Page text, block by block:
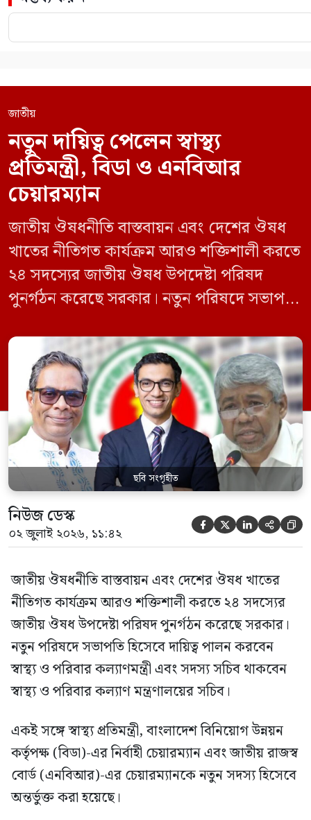
জাতীয়
নতুন দায়িত্ব পেলেন স্বাস্থ্য
প্রতিমন্ত্রী, বিডা ও এনবিআর
চেয়ারম্যান
জাতীয় ঔষধনীতি বাস্তবায়ন এবং দেশের ঔষধ
খাতের নীতিগত কার্যক্রম আরও শক্তিশালী করতে
২৪ সদস্যের জাতীয় ঔষধ উপদেষ্টা পরিষদ
পুনর্গঠন করেছে সরকার। নতুন পরিষদে সভাপতি
কল্যাণমন্ত্রী এবং সদস্য সচিব থাকবেন স্বাস্থ্য ও
পরিবার কল্যাণ মন্ত্রণালয়ের সচিব। একই সঙ্গে
স্বাস্থ্য প্রতিমন্ত্রী, বাংলাদেশ বিনিয়োগ উন্নয়ন
কর্তৃপক্ষ (বিডা)-এর নির্বাহী চেয়ারম্যান এবং
জাতীয় […]
ছবি সংগৃহীত
নিউজ ডেস্ক
০২ জুলাই ২০২৬, ১১:৪২     
জাতীয় ঔষধনীতি বাস্তবায়ন এবং দেশের ঔষধ খাতের
নীতিগত কার্যক্রম আরও শক্তিশালী করতে ২৪ সদস্যের
জাতীয় ঔষধ উপদেষ্টা পরিষদ পুনর্গঠন করেছে সরকার।
নতুন পরিষদে সভাপতি হিসেবে দায়িত্ব পালন করবেন
স্বাস্থ্য ও পরিবার কল্যাণমন্ত্রী এবং সদস্য সচিব থাকবেন
স্বাস্থ্য ও পরিবার কল্যাণ মন্ত্রণালয়ের সচিব।
একই সঙ্গে স্বাস্থ্য প্রতিমন্ত্রী, বাংলাদেশ বিনিয়োগ উন্নয়ন
কর্তৃপক্ষ (বিডা)-এর নির্বাহী চেয়ারম্যান এবং জাতীয় রাজস্ব
বোর্ড (এনবিআর)-এর চেয়ারম্যানকে নতুন সদস্য হিসেবে
অন্তর্ভুক্ত করা হয়েছে।